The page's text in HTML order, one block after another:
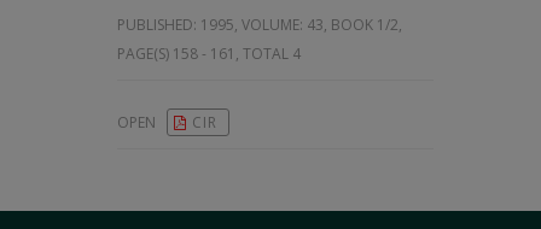
PUBLISHED: 1995, VOLUME: 43, BOOK 1/2,
PAGE(S) 158 - 161, TOTAL 4
OPEN CIR